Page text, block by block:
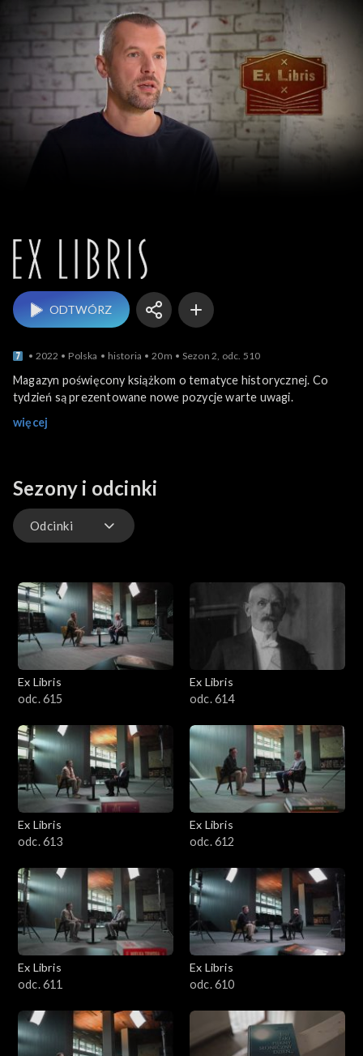
Ex Libris
ODTWÓRZ
2022 Polska historia 20m Sezon 2, odc. 510
Magazyn poświęcony książkom o tematyce historycznej. Co
tydzień są prezentowane nowe pozycje warte uwagi.
więcej
Sezony i odcinki
Odcinki
Książka Historyczna Roku
Ex Libris
odc. 615
Ex Libris
odc. 614
Ex Libris
odc. 613
Ex Libris
odc. 612
Ex Libris
odc. 611
Ex Libris
odc. 610